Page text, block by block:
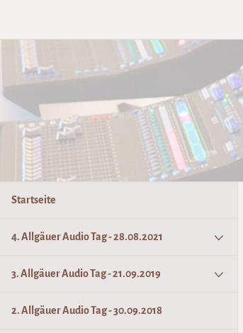
Startseite
4. Allgäuer Audio Tag - 28.08.2021
3. Allgäuer Audio Tag - 21.09.2019
2. Allgäuer Audio Tag - 30.09.2018